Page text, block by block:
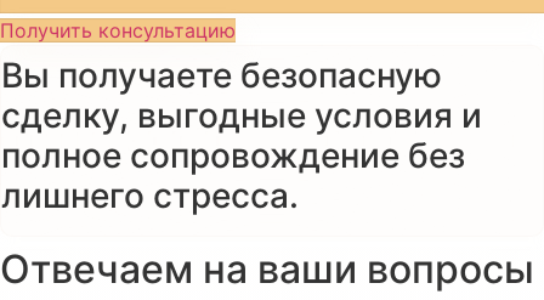
Получить консультацию
Вы получаете безопасную
сделку, выгодные условия и
полное сопровождение без
лишнего стресса.
Отвечаем на ваши вопросы